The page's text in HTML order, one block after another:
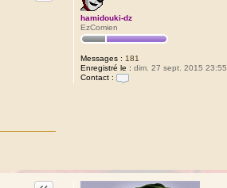
hamidouki-dz
EzComien
Messages : 181
Enregistré le : dim. 27 sept. 2015 23:55
Contact :
h
a